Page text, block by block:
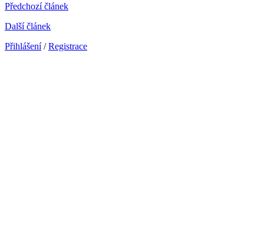
Předchozí článek
Další článek
Přihlášení/Registrace